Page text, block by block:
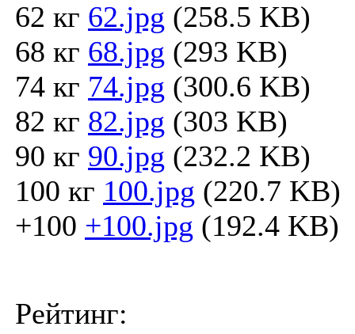
62 кг 62.jpg (258.5 KB)
68 кг 68.jpg (293 KB)
74 кг 74.jpg (300.6 KB)
82 кг 82.jpg (303 KB)
90 кг 90.jpg (232.2 KB)
100 кг 100.jpg (220.7 KB)
+100 +100.jpg (192.4 KB)
Рейтинг: